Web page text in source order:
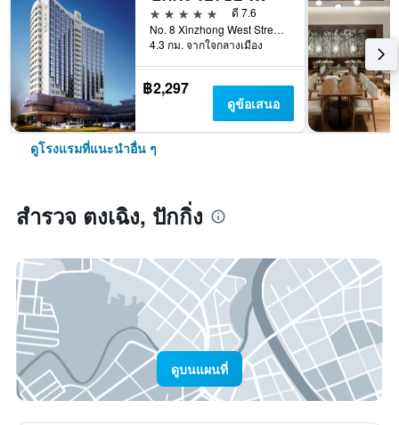
5 ดาว
ดี 7.6
No. 8 Xinzhong West Street, ปักกิ่ง, จีน
4.3 กม. จากใจกลางเมือง
฿2,297
ดูข้อเสนอ
ดูโรงแรมที่แนะนำอื่น ๆ
สำรวจ ตงเฉิง, ปักกิ่ง
ดูบนแผนที่